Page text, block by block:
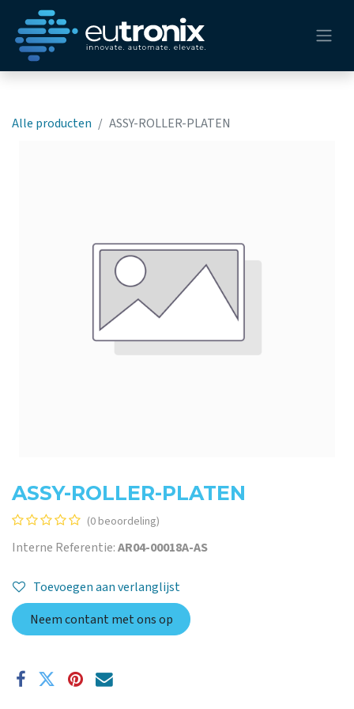
Alle producten ASSY-ROLLER-PLATEN
ASSY-ROLLER-PLATEN
(0 beoordeling)
Interne Referentie:AR04-00018A-AS
Toevoegen aan verlanglijst
Neem contant met ons op